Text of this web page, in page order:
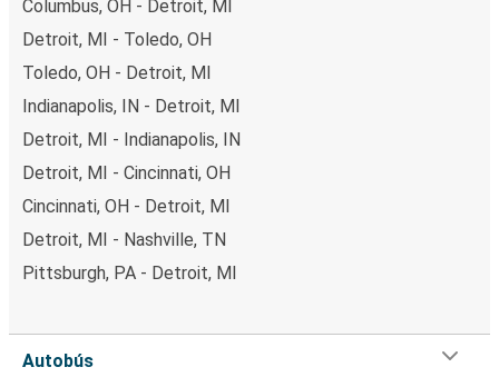
Columbus, OH - Detroit, MI
Detroit, MI - Toledo, OH
Toledo, OH - Detroit, MI
Indianapolis, IN - Detroit, MI
Detroit, MI - Indianapolis, IN
Detroit, MI - Cincinnati, OH
Cincinnati, OH - Detroit, MI
Detroit, MI - Nashville, TN
Pittsburgh, PA - Detroit, MI
Autobús